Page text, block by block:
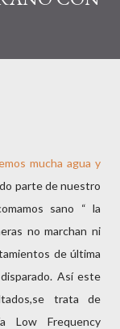
mucha agua y
parte de nuestro
sano “ la
no marchan ni
de última
Así este
trata de
Low Frequency